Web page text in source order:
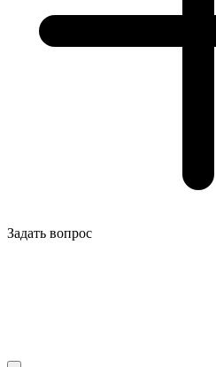
Задать вопрос